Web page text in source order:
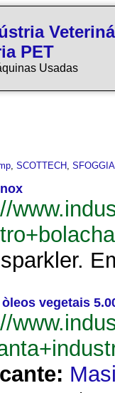
PET
Usadas
, SCOTTECH,
vegetais